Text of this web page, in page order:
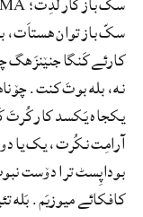
سکّ باز توان هستاَت،
کارئے کَنگا جنێنزَهگ
نه، بله بوتَ کنت.
یکجاه یَکسد کار کُرتَ
آرامِت نکُرت، یک یا
بوداپِسٹ ترا دۆست
کافکائے میوزیَم. بَله